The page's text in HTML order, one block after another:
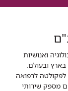
ואנושיות
בארץ ובעולם.
לרפואה
רמב"ם מספק שירותי